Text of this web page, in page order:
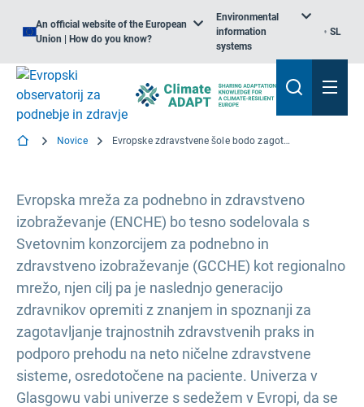
An official website of the European
Union | How do you know?
Environmental
information
systems
SL
Novice Evropske zdravstvene šole bodo zagotovile več usposabljanja o boleznih, povezanih s podnebnimi spremembami
Evropska mreža za podnebno in zdravstveno
izobraževanje (ENCHE) bo tesno sodelovala s
Svetovnim konzorcijem za podnebno in
zdravstveno izobraževanje (GCCHE) kot regionalno
mrežo, njen cilj pa je naslednjo generacijo
zdravnikov opremiti z znanjem in spoznanji za
zagotavljanje trajnostnih zdravstvenih praks in
podporo prehodu na neto ničelne zdravstvene
sisteme, osredotočene na paciente. Univerza v
Glasgowu vabi univerze s sedežem v Evropi, da se